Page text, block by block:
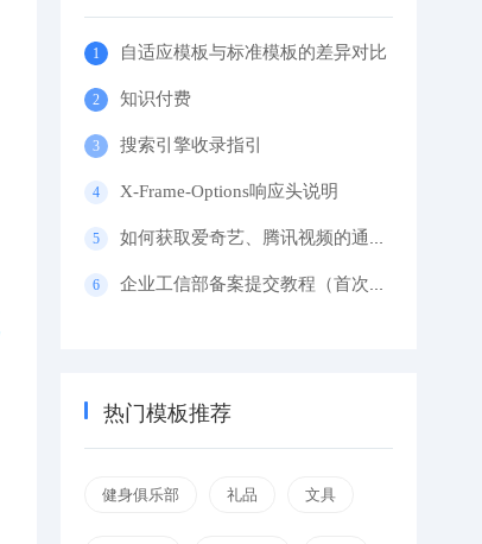
自适应模板与标准模板的差异对比
知识付费
搜索引擎收录指引
X-Frame-Options响应头说明
如何获取爱奇艺、腾讯视频的通用代码？
企业工信部备案提交教程（首次备案）
热门模板推荐
健身俱乐部 礼品 文具